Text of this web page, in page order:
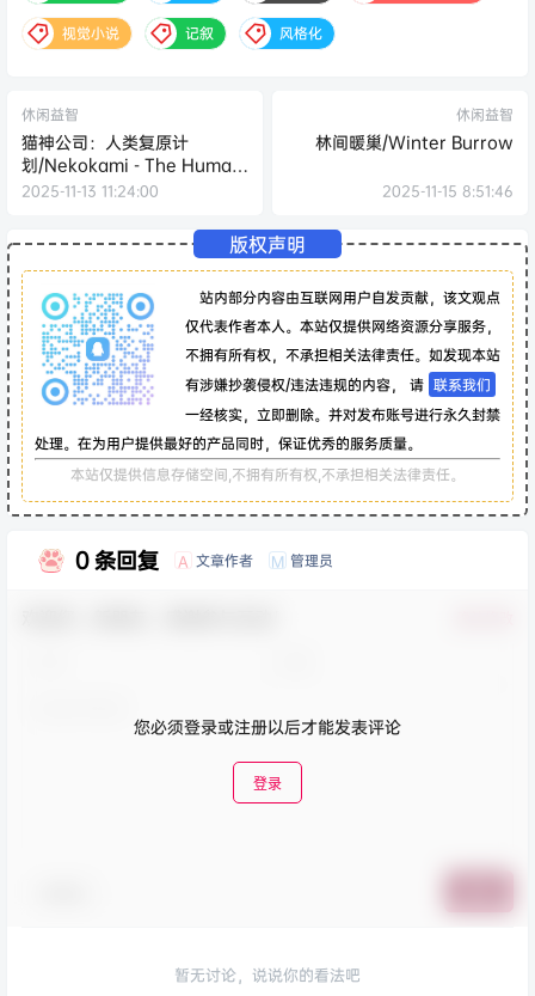
视觉小说 记叙 风格化
休闲益智
猫神公司：人类复原计
划/Nekokami - The Human
Restoration Project
2025-11-13 11:24:00
休闲益智
林间暖巢/Winter Burrow
2025-11-15 8:51:46
版权声明
站内部分内容由互联网用户自发贡献，该文观点
仅代表作者本人。本站仅提供网络资源分享服务，
不拥有所有权，不承担相关法律责任。如发现本站
有涉嫌抄袭侵权/违法违规的内容， 请 联系我们
一经核实，立即删除。并对发布账号进行永久封禁
处理。在为用户提供最好的产品同时，保证优秀的服务质量。
本站仅提供信息存储空间,不拥有所有权,不承担相关法律责任。
0 条回复 A 文章作者 M 管理员
您必须登录或注册以后才能发表评论
登录
暂无讨论，说说你的看法吧